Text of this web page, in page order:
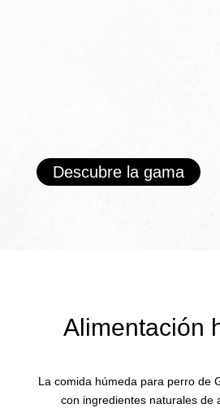
Descubre la gama
Alimentación
La comida húmeda para perro de
con ingredientes naturales de